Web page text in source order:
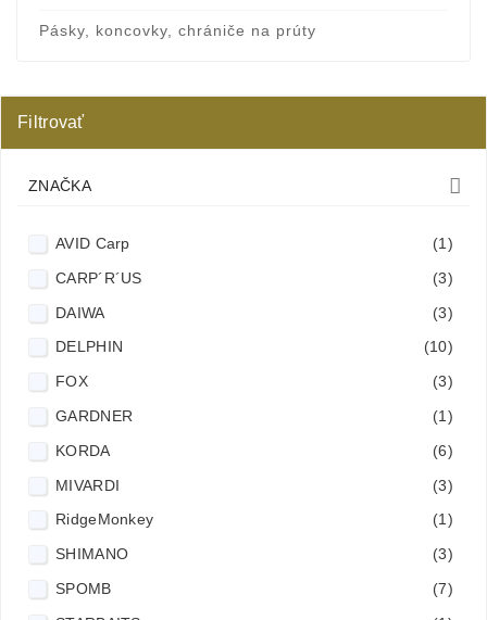
Pásky, koncovky, chrániče na prúty
Filtrovať
ZNAČKA 
AVID Carp
(1)
CARP´R´US
(3)
DAIWA
(3)
DELPHIN
(10)
FOX
(3)
GARDNER
(1)
KORDA
(6)
MIVARDI
(3)
RidgeMonkey
(1)
SHIMANO
(3)
SPOMB
(7)